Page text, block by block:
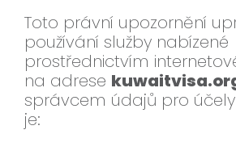
Toto právní upozornění
používání služby nabízené
prostřednictvím
na adrese
správcem údajů pro
je: